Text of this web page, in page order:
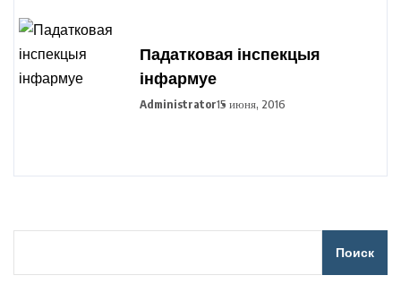
Падатковая інспекцыя
інфармуе
Administrator15 июня, 2016
Поиск